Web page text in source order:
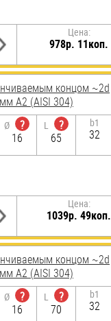
Цена:
978р. 11коп.
концом ~2d
А2 (AISI 304)
Ø
?
16
L
?
65
b1
32
Цена:
1039р. 49коп.
концом ~2d
А2 (AISI 304)
Ø
?
16
L
?
70
b1
32